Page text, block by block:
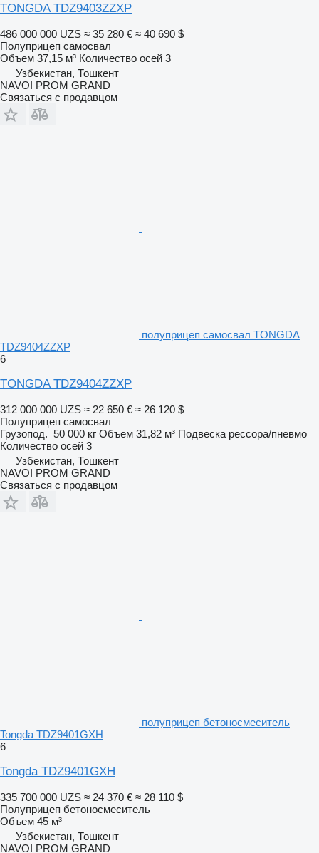
TONGDA TDZ9403ZZXP
486 000 000 UZS ≈ 35 280 € ≈ 40 690 $
Полуприцеп самосвал
Объем 37,15 м³ Количество осей 3
Узбекистан, Тошкент
NAVOI PROM GRAND
Связаться с продавцом
полуприцеп самосвал TONGDA
TDZ9404ZZXP
6
TONGDA TDZ9404ZZXP
312 000 000 UZS ≈ 22 650 € ≈ 26 120 $
Полуприцеп самосвал
Грузопод. 50 000 кг Объем 31,82 м³ Подвеска рессора/пневмо
Количество осей 3
Узбекистан, Тошкент
NAVOI PROM GRAND
Связаться с продавцом
полуприцеп бетоносмеситель
Tongda TDZ9401GXH
6
Tongda TDZ9401GXH
335 700 000 UZS ≈ 24 370 € ≈ 28 110 $
Полуприцеп бетоносмеситель
Объем 45 м³
Узбекистан, Тошкент
NAVOI PROM GRAND